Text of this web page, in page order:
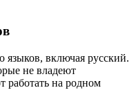
языков, включая русский.
не владеют
работать на родном